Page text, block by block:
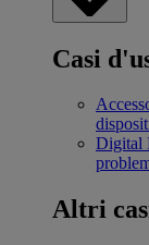
Casi
Digital
Altri